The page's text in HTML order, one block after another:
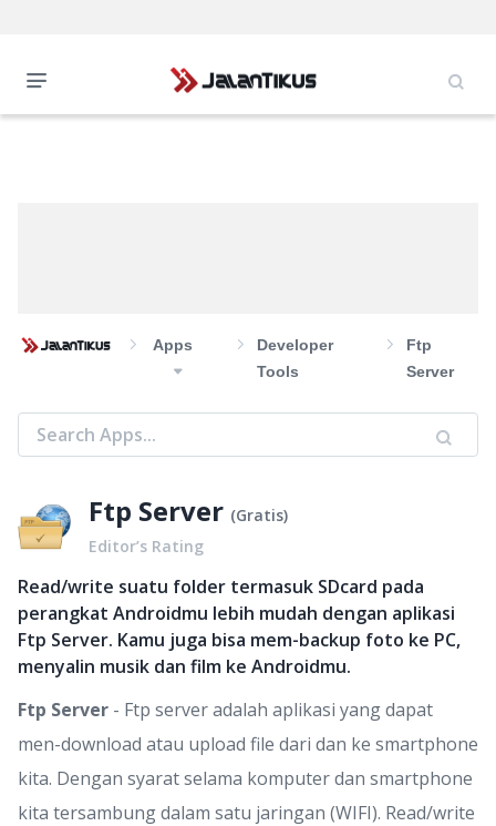
Apps
Developer
Tools
Ftp
Server
Ftp Server (Gratis)
Editor’s Rating
Read/write suatu folder termasuk SDcard pada
perangkat Androidmu lebih mudah dengan aplikasi
Ftp Server. Kamu juga bisa mem-backup foto ke PC,
menyalin musik dan film ke Androidmu.
Ftp Server - Ftp server adalah aplikasi yang dapat
men-download atau upload file dari dan ke smartphone
kita. Dengan syarat selama komputer dan smartphone
kita tersambung dalam satu jaringan (WIFI). Read/write